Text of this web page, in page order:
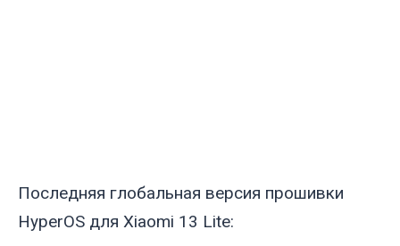
Последняя глобальная версия прошивки
HyperOS для Xiaomi 13 Lite: